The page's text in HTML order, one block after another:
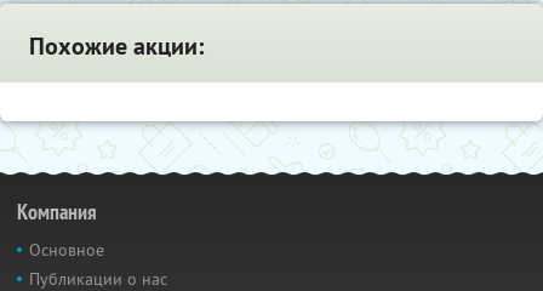
Похожие акции:
Компания
Основное
Публикации о нас